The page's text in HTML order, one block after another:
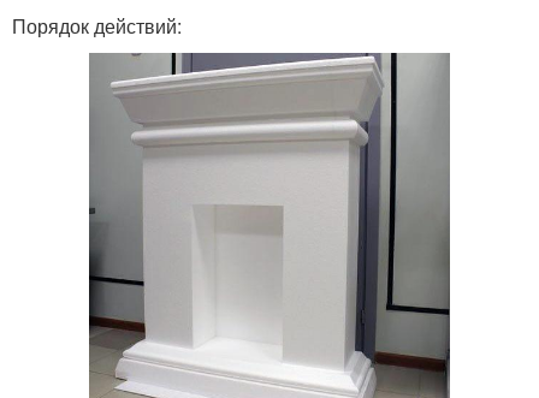
Порядок действий: